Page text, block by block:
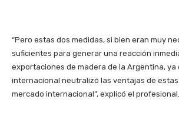
“Pero estas dos medidas, si bien eran muy
suficientes para generar una reacción
exportaciones de madera de la Argentina, ya
internacional neutralizó las ventajas de estas
mercado internacional”, explicó el profesional.